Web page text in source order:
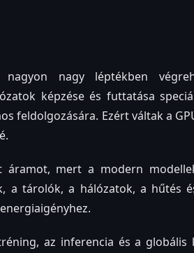
nagy léptékben
képzése és futtatása
feldolgozására. Ezért váltak a
áramot, mert a modern
a tárolók, a hálózatok, a hűtés
az inferencia és a globális